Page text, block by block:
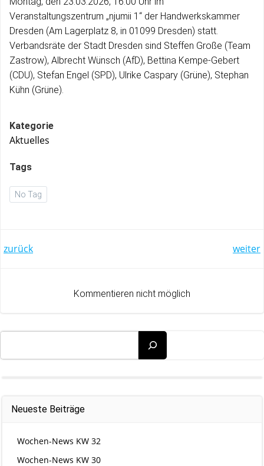
Veranstaltungszentrum „njumii 1“ der Handwerkskammer
Dresden (Am Lagerplatz 8, in 01099 Dresden) statt.
Verbandsräte der Stadt Dresden sind Steffen Große (Team
Zastrow), Albrecht Wünsch (AfD), Bettina Kempe-Gebert
(CDU), Stefan Engel (SPD), Ulrike Caspary (Grüne), Stephan
Kühn (Grüne).
Kategorie
Aktuelles
Tags
No Tag
Post
navigation
zurück
navigation
weiter
Kommentieren nicht möglich
Neueste Beiträge
Wochen-News KW 32
Wochen-News KW 30